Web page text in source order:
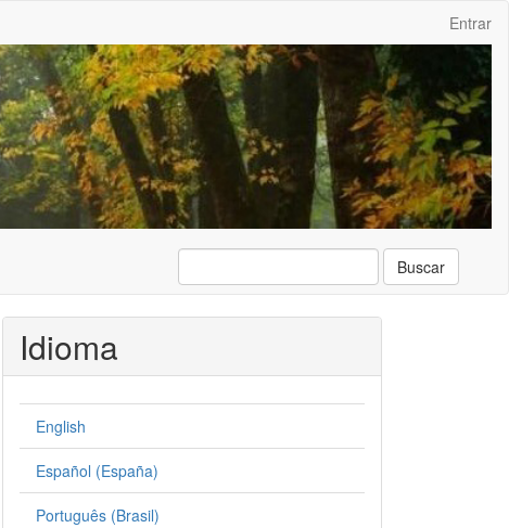
Entrar
Buscar
Idioma
English
Español (España)
Português (Brasil)